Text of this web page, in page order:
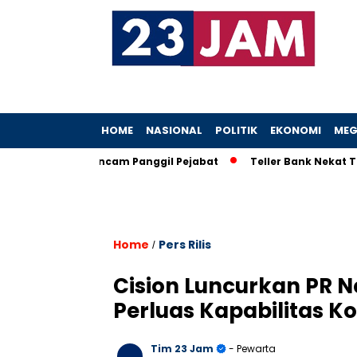
HOME NASIONAL POLITIK EKONOMI
KPK Ancam Panggil Pejabat Teller Bank Nekat Tilep
Home / Pers Rilis
Cision Luncurkan PR
Perluas Kapabilitas
Tim 23 Jam - Pewarta